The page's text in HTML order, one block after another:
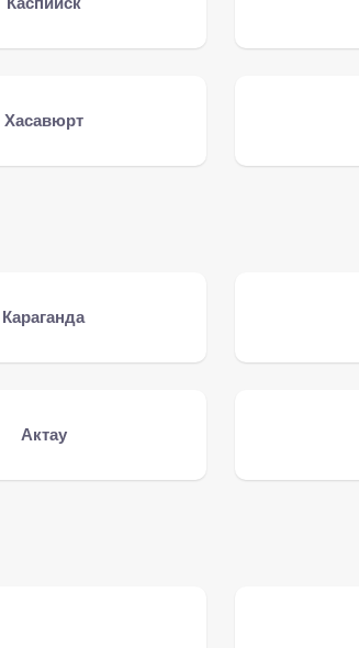
Хасавюрт
Караганда
Актау